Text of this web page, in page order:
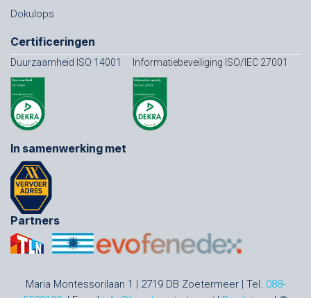
Dokulops
Certificeringen
Duurzaamheid ISO 14001 Informatiebeveiliging ISO/IEC 27001
In samenwerking met
Partners
Maria Montessorilaan 1 | 2719 DB Zoetermeer | Tel. 088-